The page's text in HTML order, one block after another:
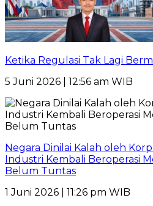
Ketika Regulasi Tak Lagi
5 Juni 2026 | 12:56 am WIB
Negara Dinilai Kalah oleh
Industri Kembali Beroperasi
Belum Tuntas
1 Juni 2026 | 11:26 pm WIB